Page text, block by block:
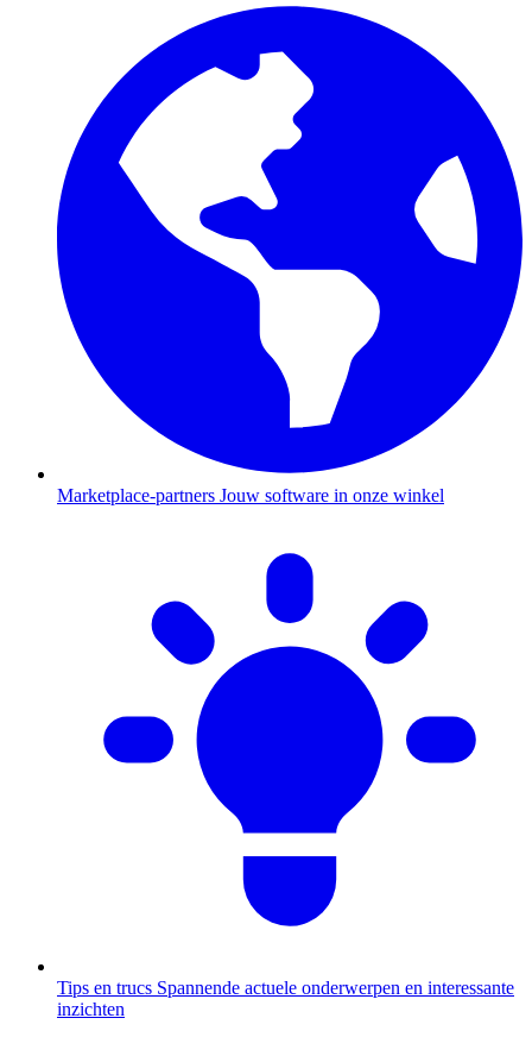
Marketplace-partners Jouw software in onze winkel
Tips en trucs Spannende actuele onderwerpen en interessante
inzichten